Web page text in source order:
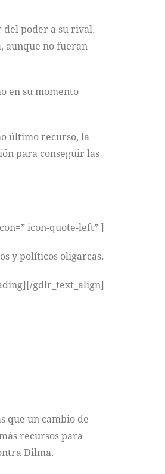
del poder a su rival.
aunque no fueran
en su momento
último recurso, la
para conseguir las
icon-quote-left” ]
y políticos oligarcas.
gdlr_text_align]
que un cambio de
recursos para
Dilma.